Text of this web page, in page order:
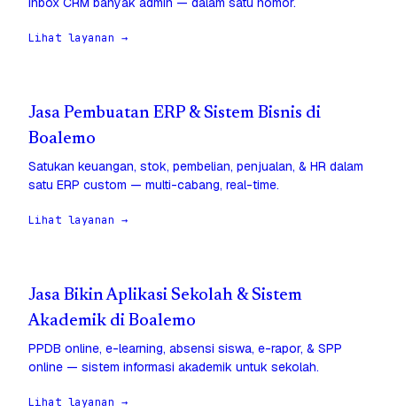
Lihat layanan →
Jasa Pembuatan ERP & Sistem Bisnis di
Boalemo
Satukan keuangan, stok, pembelian, penjualan, & HR dalam
satu ERP custom — multi-cabang, real-time.
Lihat layanan →
Jasa Bikin Aplikasi Sekolah & Sistem
Akademik di Boalemo
PPDB online, e-learning, absensi siswa, e-rapor, & SPP
online — sistem informasi akademik untuk sekolah.
Lihat layanan →